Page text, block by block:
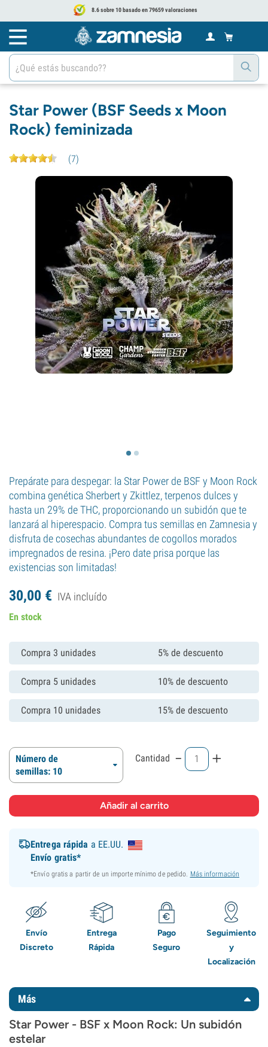
8.6 sobre 10 basado en 79659 valoraciones
Star Power (BSF Seeds x Moon
Rock) feminizada
(7)
Prepárate para despegar: la Star Power de BSF y Moon Rock
combina genética Sherbert y Zkittlez, terpenos dulces y
hasta un 29% de THC, proporcionando un subidón que te
lanzará al hiperespacio. Compra tus semillas en Zamnesia y
disfruta de cosechas abundantes de cogollos morados
impregnados de resina. ¡Pero date prisa porque las
existencias son limitadas!
30,00 € IVA incluído
En stock
Compra 3 unidades 5% de descuento
Compra 5 unidades 10% de descuento
Compra 10 unidades 15% de descuento
Número de
semillas: 10
Cantidad - +
Entrega rápida a EE.UU.
Envío gratis*
*Envío gratis a partir de un importe mínimo de pedido. Más información
Envío
Discreto
Entrega
Rápida
Pago
Seguro
Seguimiento
y
Localización
Más
Star Power - BSF x Moon Rock: Un subidón
estelar